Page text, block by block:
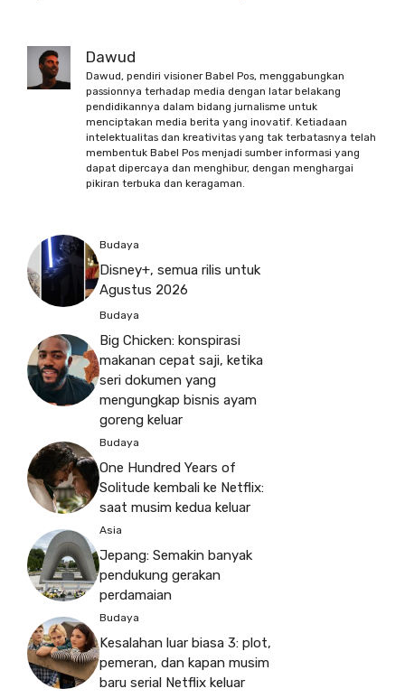
Dawud
Dawud, pendiri visioner Babel Pos, menggabungkan
passionnya terhadap media dengan latar belakang
pendidikannya dalam bidang jurnalisme untuk
menciptakan media berita yang inovatif. Ketiadaan
intelektualitas dan kreativitas yang tak terbatasnya telah
membentuk Babel Pos menjadi sumber informasi yang
dapat dipercaya dan menghibur, dengan menghargai
pikiran terbuka dan keragaman.
Budaya
Disney+, semua rilis untuk
Agustus 2026
Budaya
Big Chicken: konspirasi
makanan cepat saji, ketika
seri dokumen yang
mengungkap bisnis ayam
goreng keluar
Budaya
One Hundred Years of
Solitude kembali ke Netflix:
saat musim kedua keluar
Asia
Jepang: Semakin banyak
pendukung gerakan
perdamaian
Budaya
Kesalahan luar biasa 3: plot,
pemeran, dan kapan musim
baru serial Netflix keluar